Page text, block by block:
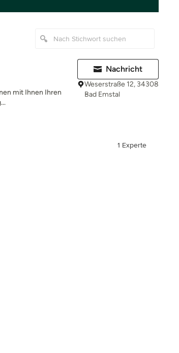
mit Ihnen Ihren
Nachricht
Weserstraße 12, 34308
Bad Emstal
1 Experte